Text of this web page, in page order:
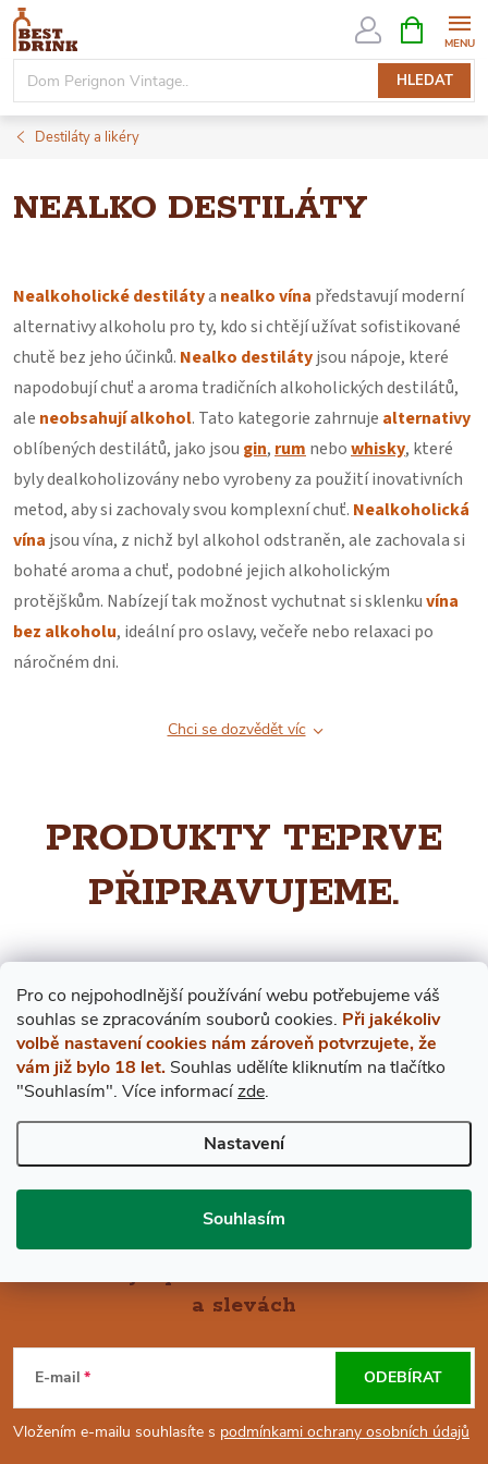
Pro co nejpohodlnější používání webu potřebujeme váš
souhlas se zpracováním souborů cookies. Při jakékoliv
volbě nastavení cookies nám zároveň potvrzujete, že
vám již bylo 18 let. Souhlas udělíte kliknutím na tlačítko
"Souhlasím". Více informacízde.
Nastavení
Souhlasím
Přejít
obsah
HLEDAT
NÁKUPNÍ
KOŠÍK
Destiláty a likéry
NEALKO DESTILÁTY
Nealkoholické destilátya nealko vína představují moderní
alternativy alkoholu pro ty, kdo si chtějí užívat sofistikované
chutě bez jeho účinků. Nealko destilátyjsou nápoje, které
napodobují chuť a aroma tradičních alkoholických destilátů,
ale neobsahují alkohol. Tato kategorie zahrnuje alternativy
oblíbených destilátů, jako jsou gin, rum nebowhisky, které
byly dealkoholizovány nebo vyrobeny za použití inovativních
metod, aby si zachovaly svou komplexní chuť. Nealkoholická
vína jsou vína, z nichž byl alkohol odstraněn, ale zachovala si
bohaté aroma a chuť, podobné jejich alkoholickým
protějškům. Nabízejí tak možnost vychutnat si sklenkuvína
bez alkoholu, ideální pro oslavy, večeře nebo relaxaci po
náročném dni.
Chci se dozvědět víc
PRODUKTY TEPRVE
PŘIPRAVUJEME.
ZPĚT DO OBCHODU
P
Mějte přehled o novinkách
a slevách
E-mail
Vložením e-mailu souhlasíte s podmínkami ochrany osobních údajů
ODEBÍRAT